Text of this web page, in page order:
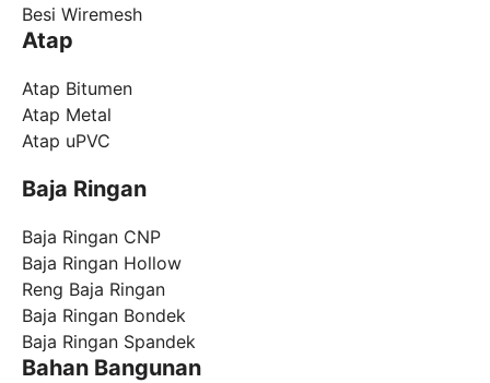
Besi Wiremesh
Atap
Atap Bitumen
Atap Metal
Atap uPVC
Baja Ringan
Baja Ringan CNP
Baja Ringan Hollow
Reng Baja Ringan
Baja Ringan Bondek
Baja Ringan Spandek
Bahan Bangunan